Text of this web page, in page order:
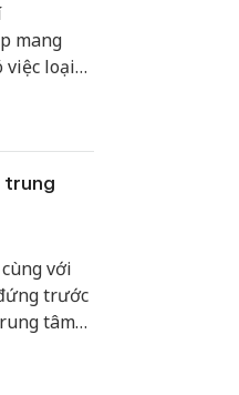
mang
việc loại
phải
trung
với
trước
tâm